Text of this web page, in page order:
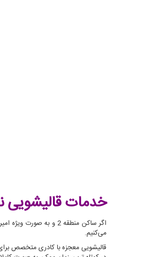
خدمات قالیشویی
اگر ساکن منطقه 2 و
می‌کنیم.
قالیشویی معجزه با کادری متخصص